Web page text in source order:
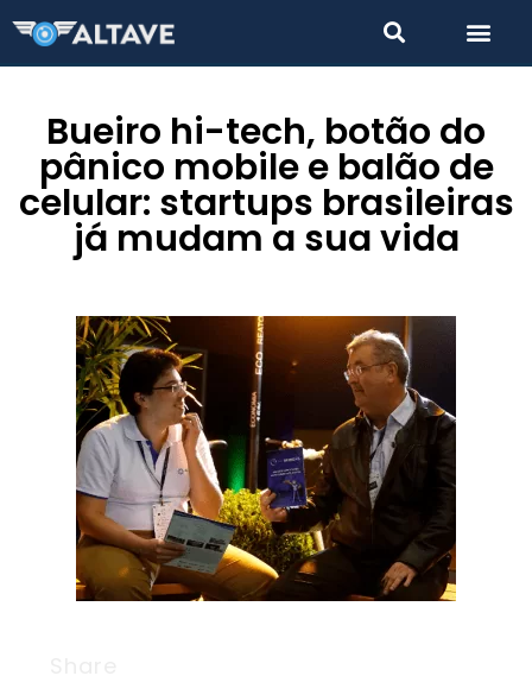
Bueiro hi-tech, botão do
pânico mobile e balão de
celular: startups brasileiras
já mudam a sua vida